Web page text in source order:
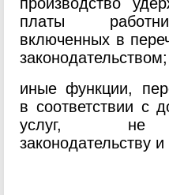
платы
включенных в
законодательством;
иные функции,
в соответствии с
услуг, не
законодательству